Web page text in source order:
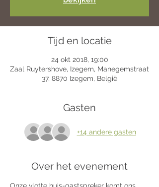
Tijd en locatie
24 okt 2018, 19:00
Zaal Ruytershove, Izegem, Manegemstraat
37, 8870 Izegem, België
Gasten
+14 andere gasten
Over het evenement